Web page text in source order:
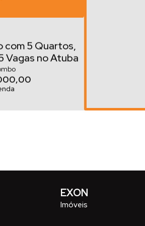
com 5 Quartos,
Vagas no Atuba
| Averbado e
EXON
Imóveis